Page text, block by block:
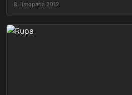
8. listopada 2012.